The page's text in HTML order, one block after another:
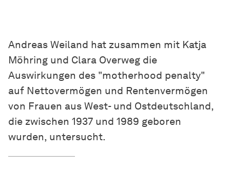
Andreas Weiland hat zusammen mit Katja
Möhring und Clara Overweg die
Auswirkungen des "motherhood penalty"
auf Nettovermögen und Rentenvermögen
von Frauen aus West- und Ostdeutschland,
die zwischen 1937 und 1989 geboren
wurden, untersucht.